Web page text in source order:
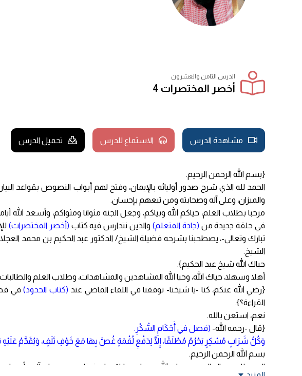
الدرس الثامن والعشرون
أخصر المختصرات 4
مشاهدة الدرس الاستماع للدرس تحميل الدرس
{بسم الله الرحمن الرحيم.
الحمد لله الذي شرح صدور أوليائه بالإيمان، وفتح لهم أبواب النصوص بقواعد
والميزان، وعلى آله وصحابته ومن تبعهم بإحسان.
مرحبا بطلاب العلم، حياكم الله وبياكم، وجعل الجنة مثوانا ومثواكم، وأسعد الله
في حلقة جديدة من (جادة المتعلم) والذين نتدارس فيه كتاب (أخصر المختصرات)
تبارك وتعالى-، يصطحبنا بشرحه فضيلة الشيخ/ الدكتور عبد الحكيم بن محمد
الشيخ.
حياك الله شيخ عبد الحكيم}.
أهلا وسهلا، حياك الله، وحيا الله المشاهدين والمشاهدات، وطلاب العلم
{رضي الله عنكم، كنا -يا شيخنا- توقفنا في اللقاء الماضي عند (كتاب الحدود)في
القراءة؟}.
نعم، استعن بالله.
{قال -رحمه الله- (فصل في أَحْكَامِ السُّكْرِ.
وَكُلُّ شَرَابٍ مُسْكِرٍ يَحْرُمُ مُطْلَقًا، إِلَّا لِدَفْعِ لُقْمَةٍ غُصَّ بِهَا مَعَ خَوْفِ تَلَفٍ، وَيُقَدَّمُ عَلَيْهِ
بسم الله الرحمن الرحيم.
الحمد لله رب العالمين، وصلى الله وسلم وبارك على نبينا محمد، وعلى آله وأصحابه